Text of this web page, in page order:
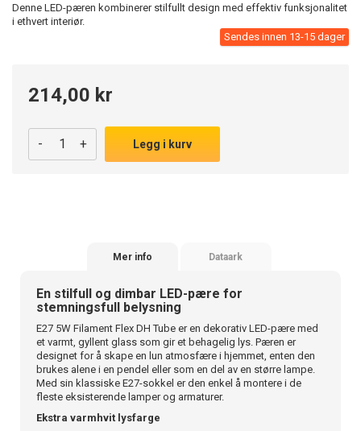
Denne LED-pæren kombinerer stilfullt design med effektiv funksjonalitet
i ethvert interiør.
Sendes innen 13-15 dager
214,00 kr
- + Legg i kurv
Mer info Dataark
En stilfull og dimbar LED-pære for
stemningsfull belysning
E27 5W Filament Flex DH Tube er en dekorativ LED-pære med
et varmt, gyllent glass som gir et behagelig lys. Pæren er
designet for å skape en lun atmosfære i hjemmet, enten den
brukes alene i en pendel eller som en del av en større lampe.
Med sin klassiske E27-sokkel er den enkel å montere i de
fleste eksisterende lamper og armaturer.
Ekstra varmhvit lysfarge